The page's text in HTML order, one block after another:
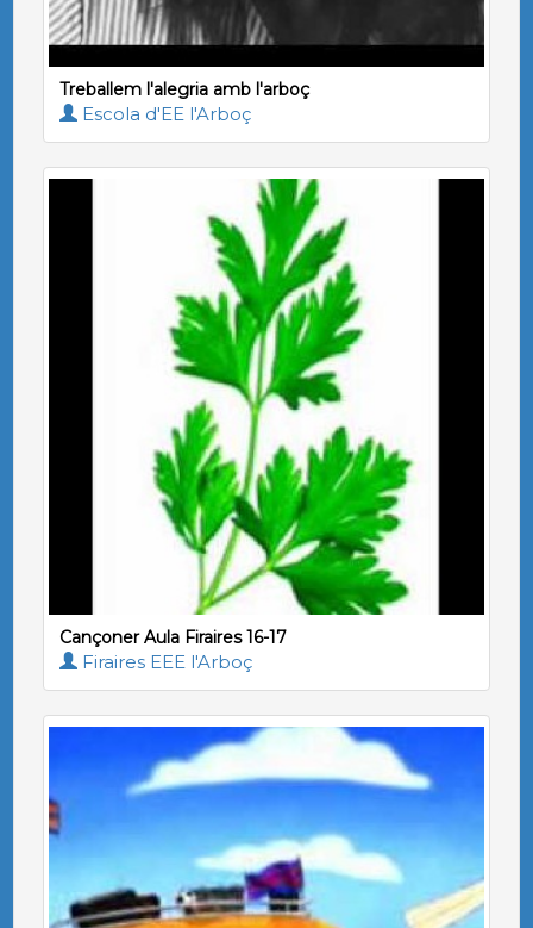
Treballem l'alegria amb l'arboç
Escola d'EE l'Arboç
Cançoner Aula Firaires 16-17
Firaires EEE l'Arboç